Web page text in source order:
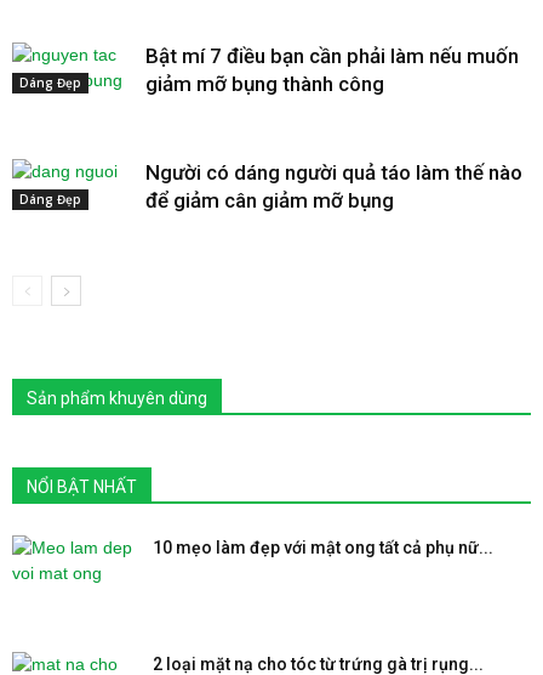
Dáng Đẹp
Bật mí 7 điều bạn cần phải làm nếu muốn
giảm mỡ bụng thành công
Dáng Đẹp
Người có dáng người quả táo làm thế nào
để giảm cân giảm mỡ bụng
Sản phẩm khuyên dùng
NỔI BẬT NHẤT
10 mẹo làm đẹp với mật ong tất cả phụ nữ...
2 loại mặt nạ cho tóc từ trứng gà trị rụng...